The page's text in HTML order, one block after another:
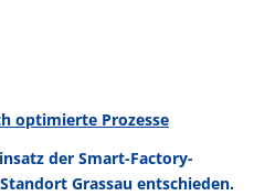
optimierte Prozesse
der Smart-Factory-
Grassau entschieden.